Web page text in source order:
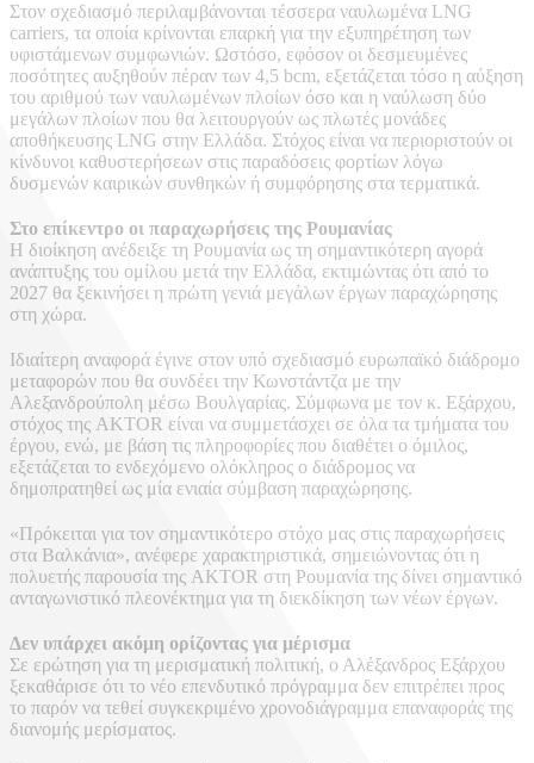
Στον σχεδιασμό περιλαμβάνονται τέσσερα ναυλωμένα LNG
carriers, τα οποία κρίνονται επαρκή για την εξυπηρέτηση των
υφιστάμενων συμφωνιών. Ωστόσο, εφόσον οι δεσμευμένες
ποσότητες αυξηθούν πέραν των 4,5 bcm, εξετάζεται τόσο η αύξηση
του αριθμού των ναυλωμένων πλοίων όσο και η ναύλωση δύο
μεγάλων πλοίων που θα λειτουργούν ως πλωτές μονάδες
αποθήκευσης LNG στην Ελλάδα. Στόχος είναι να περιοριστούν οι
κίνδυνοι καθυστερήσεων στις παραδόσεις φορτίων λόγω
δυσμενών καιρικών συνθηκών ή συμφόρησης στα τερματικά.
Στο επίκεντρο οι παραχωρήσεις της Ρουμανίας
Η διοίκηση ανέδειξε τη Ρουμανία ως τη σημαντικότερη αγορά
ανάπτυξης του ομίλου μετά την Ελλάδα, εκτιμώντας ότι από το
2027 θα ξεκινήσει η πρώτη γενιά μεγάλων έργων παραχώρησης
στη χώρα.
Ιδιαίτερη αναφορά έγινε στον υπό σχεδιασμό ευρωπαϊκό διάδρομο
μεταφορών που θα συνδέει την Κωνστάντζα με την
Αλεξανδρούπολη μέσω Βουλγαρίας. Σύμφωνα με τον κ. Εξάρχου,
στόχος της AKTOR είναι να συμμετάσχει σε όλα τα τμήματα του
έργου, ενώ, με βάση τις πληροφορίες που διαθέτει ο όμιλος,
εξετάζεται το ενδεχόμενο ολόκληρος ο διάδρομος να
δημοπρατηθεί ως μία ενιαία σύμβαση παραχώρησης.
«Πρόκειται για τον σημαντικότερο στόχο μας στις παραχωρήσεις
στα Βαλκάνια», ανέφερε χαρακτηριστικά, σημειώνοντας ότι η
πολυετής παρουσία της AKTOR στη Ρουμανία της δίνει σημαντικό
ανταγωνιστικό πλεονέκτημα για τη διεκδίκηση των νέων έργων.
Δεν υπάρχει ακόμη ορίζοντας για μέρισμα
Σε ερώτηση για τη μερισματική πολιτική, ο Αλέξανδρος Εξάρχου
ξεκαθάρισε ότι το νέο επενδυτικό πρόγραμμα δεν επιτρέπει προς
το παρόν να τεθεί συγκεκριμένο χρονοδιάγραμμα επαναφοράς της
διανομής μερίσματος.